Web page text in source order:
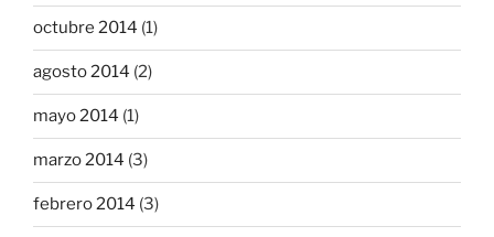
octubre 2014 (1)
agosto 2014 (2)
mayo 2014 (1)
marzo 2014 (3)
febrero 2014 (3)